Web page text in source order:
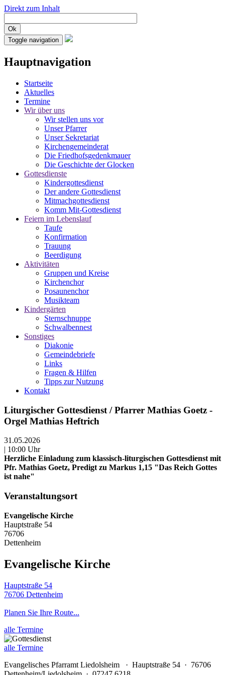
Direkt zum Inhalt
Ok
Toggle navigation
Hauptnavigation
Startseite
Aktuelles
Termine
Wir über uns
Wir stellen uns vor
Unser Pfarrer
Unser Sekretariat
Kirchengemeinderat
Die Friedhofsgedenkmauer
Die Geschichte der Glocken
Gottesdienste
Kindergottesdienst
Der andere Gottesdienst
Mitmachgottesdienst
Komm Mit-Gottesdienst
Feiern im Lebenslauf
Taufe
Konfirmation
Trauung
Beerdigung
Aktivitäten
Gruppen und Kreise
Kirchenchor
Posaunenchor
Musikteam
Kindergärten
Sternschnuppe
Schwalbennest
Sonstiges
Diakonie
Gemeindebriefe
Links
Fragen & Hilfen
Tipps zur Nutzung
Kontakt
Liturgischer Gottesdienst / Pfarrer Mathias Goetz -
Orgel Mathias Heftrich
31.05.2026
| 10:00 Uhr
Herzliche Einladung zum klassisch-liturgischen Gottesdienst mit
Pfr. Mathias Goetz, Predigt zu Markus 1,15 "Das Reich Gottes
ist nahe"
Veranstaltungsort
Evangelische Kirche
Hauptstraße 54
76706
Dettenheim
Evangelische Kirche
Hauptstraße 54
76706 Dettenheim
Planen Sie Ihre Route...
alle Termine
alle Termine
Evangelisches Pfarramt Liedolsheim · Hauptstraße 54 · 76706